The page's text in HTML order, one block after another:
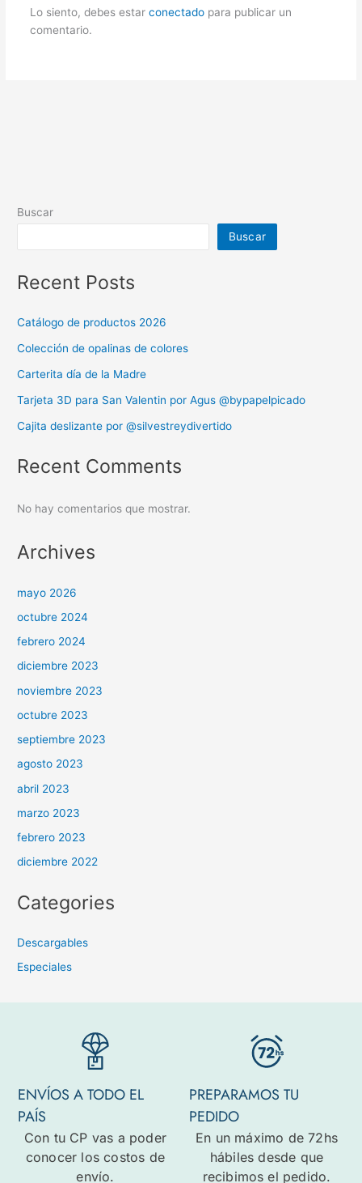
Lo siento, debes estar conectadopara publicar un
comentario.
Buscar
Buscar
Recent Posts
Catálogo de productos 2026
Colección de opalinas de colores
Carterita día de la Madre
Tarjeta 3D para San Valentin por Agus @bypapelpicado
Cajita deslizante por @silvestreydivertido
Recent Comments
No hay comentarios que mostrar.
Archives
mayo 2026
octubre 2024
febrero 2024
diciembre 2023
noviembre 2023
octubre 2023
septiembre 2023
agosto 2023
abril 2023
marzo 2023
febrero 2023
diciembre 2022
Categories
Descargables
Especiales
ENVÍOS A TODO EL
PAÍS
Con tu CP vas a poder
conocer los costos de
envío.
PREPARAMOS TU
PEDIDO
En un máximo de 72hs
hábiles desde que
recibimos el pedido.